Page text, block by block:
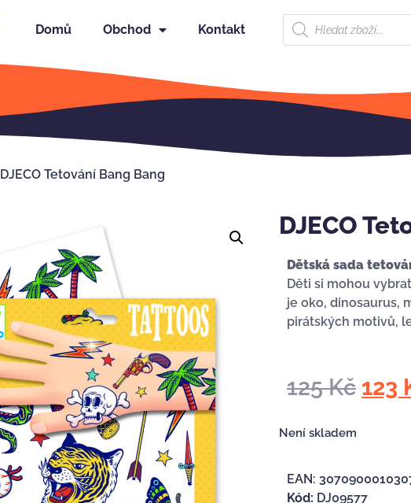
Domů Obchod Kontakt
DJECO Tetování Bang Bang
DJECO
Dětská sada
Děti si mohou
je oko, dinosaurus,
pirátských motivů,
125Kč 123
Není skladem
EAN:
Kód: DJ09577